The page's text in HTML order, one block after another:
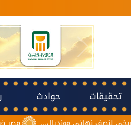
تحقيقات حوادث